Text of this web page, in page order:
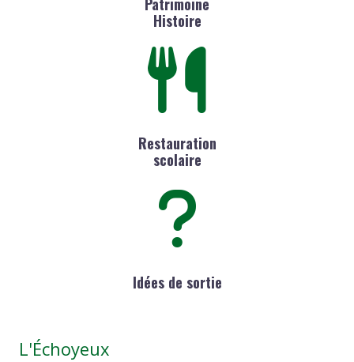
Patrimoine
Histoire
Restauration
scolaire
Idées de sortie
L'Échoyeux